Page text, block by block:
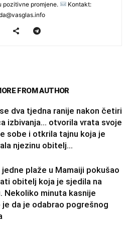
pozitivne promjene.
Kontakt:
FROM AUTHOR
dva tjedna ranije nakon četiri
izbivanja… otvorila vrata svoje
sobe i otkrila tajnu koja je
njezinu obitelj…
plaže u Mamaiji pokušao
obitelj koja je sjedila na
Nekoliko minuta kasnije
je da je odabrao pogrešnog